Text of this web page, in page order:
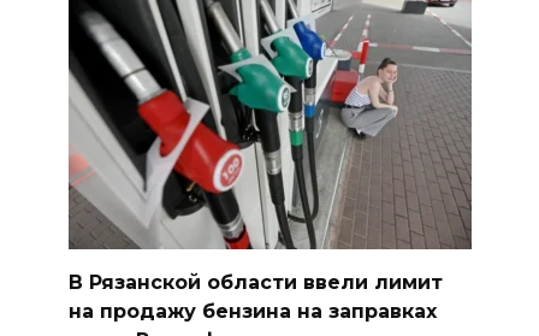
В Рязанской области ввели лимит
на продажу бензина на заправках